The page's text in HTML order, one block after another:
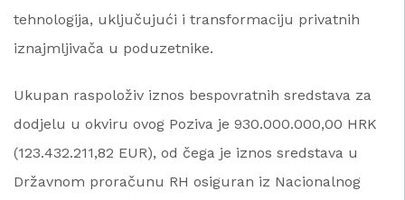
tehnologija, uključujući i transformaciju privatnih
iznajmljivača u poduzetnike.
Ukupan raspoloživ iznos bespovratnih sredstava za
dodjelu u okviru ovog Poziva je 930.000.000,00 HRK
(123.432.211,82 EUR), od čega je iznos sredstava u
Državnom proračunu RH osiguran iz Nacionalnog